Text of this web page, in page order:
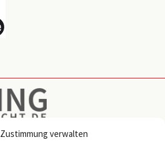
verwalten